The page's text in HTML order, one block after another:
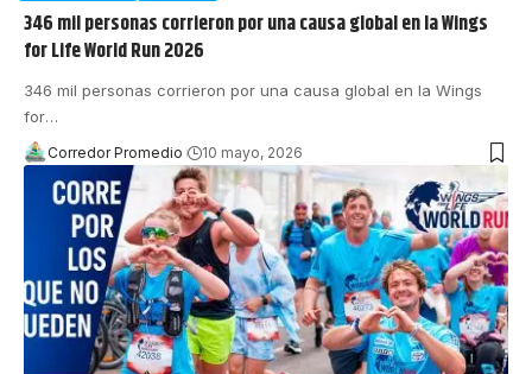
346 mil personas corrieron por una causa global en la Wings
for Life World Run 2026
346 mil personas corrieron por una causa global en la Wings
for…
Corredor Promedio 10 mayo, 2026